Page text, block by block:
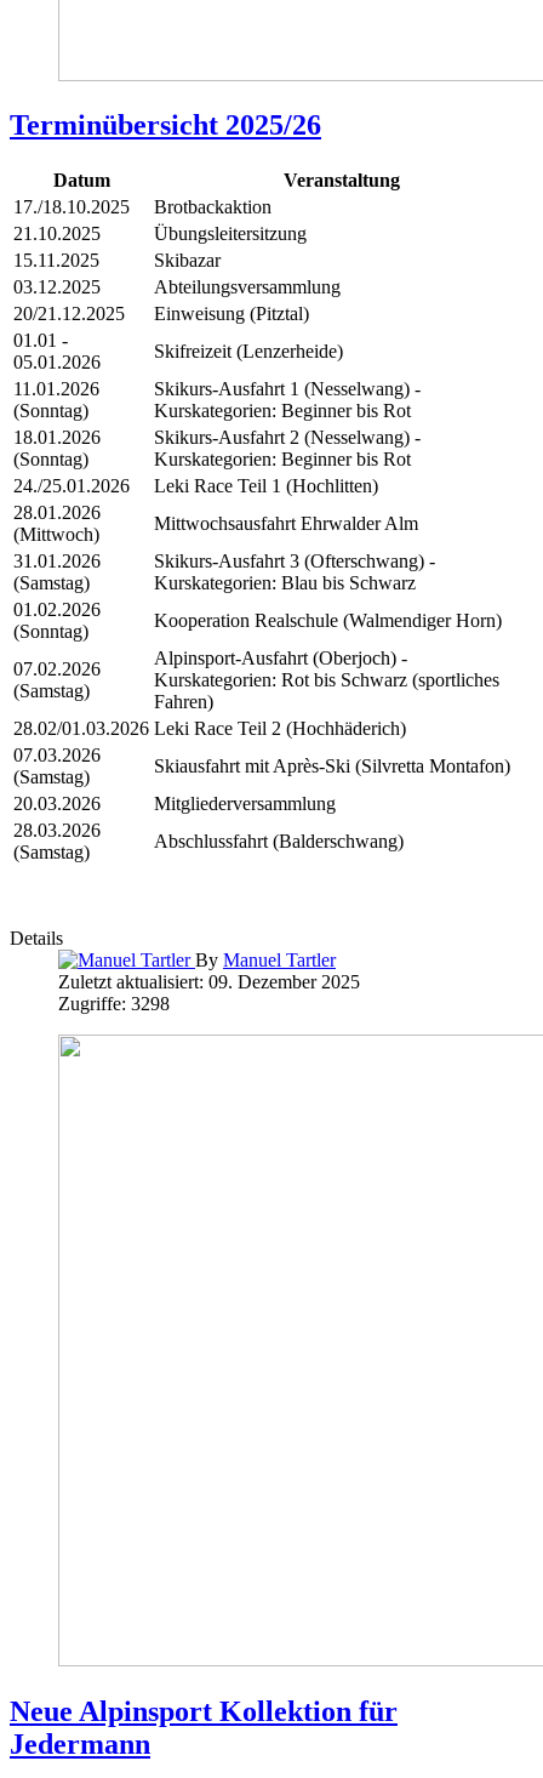
Terminübersicht 2025/26
Datum
Veranstaltung
17./18.10.2025
Brotbackaktion
21.10.2025
Übungsleitersitzung
15.11.2025
Skibazar
03.12.2025
Abteilungsversammlung
20/21.12.2025
Einweisung (Pitztal)
01.01 -
05.01.2026
Skifreizeit (Lenzerheide)
11.01.2026
(Sonntag)
Skikurs-Ausfahrt 1 (Nesselwang) -
Kurskategorien: Beginner bis Rot
18.01.2026
(Sonntag)
Skikurs-Ausfahrt 2 (Nesselwang) -
Kurskategorien: Beginner bis Rot
24./25.01.2026
Leki Race Teil 1 (Hochlitten)
28.01.2026
(Mittwoch)
Mittwochsausfahrt Ehrwalder Alm
31.01.2026
(Samstag)
Skikurs-Ausfahrt 3 (Ofterschwang) -
Kurskategorien: Blau bis Schwarz
01.02.2026
(Sonntag)
Kooperation Realschule (Walmendiger Horn)
07.02.2026
(Samstag)
Alpinsport-Ausfahrt (Oberjoch) -
Kurskategorien: Rot bis Schwarz (sportliches
Fahren)
28.02/01.03.2026 Leki Race Teil 2 (Hochhäderich)
07.03.2026
(Samstag)
Skiausfahrt mit Après-Ski (Silvretta Montafon)
20.03.2026
Mitgliederversammlung
28.03.2026
(Samstag)
Abschlussfahrt (Balderschwang)
Details
By Manuel Tartler
Zuletzt aktualisiert: 09. Dezember 2025
Zugriffe: 3298
Neue Alpinsport Kollektion für
Jedermann